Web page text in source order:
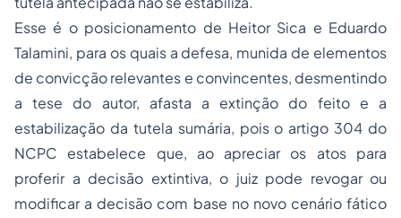
Esse é o posicionamento de Heitor Sica e Eduardo
Talamini, para os quais a defesa, munida de elementos
de convicção relevantes e convincentes, desmentindo
a tese do autor, afasta a extinção do feito e a
estabilização da tutela sumária, pois o artigo 304 do
NCPC estabelece que, ao apreciar os atos para
proferir a decisão extintiva, o juiz pode revogar ou
modificar a decisão com base no novo cenário fático